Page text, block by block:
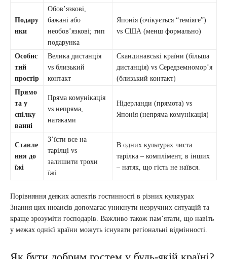
Подару
нки
Обов’язкові,
бажані або
необов’язкові; тип
подарунка
Японія (очікується “теміяге”)
vs США (менш формально)
Особис
тий
простір
Велика дистанція
vs близький
контакт
Скандинавські країни (більша
дистанція) vs Середземномор’я
(близький контакт)
Прямо
та у
спілку
ванні
Пряма комунікація
vs непряма,
натяками
Нідерланди (прямота) vs
Японія (непряма комунікація)
Ставле
ння до
їжі
З’їсти все на
тарілці vs
залишити трохи
їжі
В одних культурах чиста
тарілка – комплімент, в інших
– натяк, що гість не наївся.
Порівняння деяких аспектів гостинності в різних культурах
Знання цих нюансів допомагає уникнути незручних ситуацій та
краще зрозуміти господарів. Важливо також пам’ятати, що навіть
у межах однієї країни можуть існувати регіональні відмінності.